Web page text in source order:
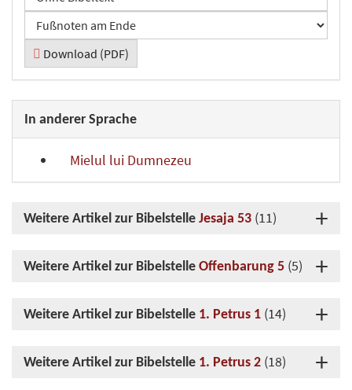
Download (PDF)
In anderer Sprache
Mielul lui Dumnezeu
Weitere Artikel zur Bibelstelle Jesaja 53 (11)
Weitere Artikel zur Bibelstelle Offenbarung 5 (5)
Weitere Artikel zur Bibelstelle 1. Petrus 1 (14)
Weitere Artikel zur Bibelstelle 1. Petrus 2 (18)